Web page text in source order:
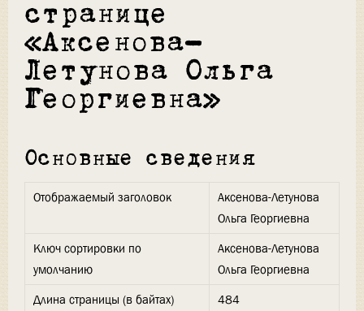
странице
«Аксенова-
Летунова Ольга
Георгиевна»
Основные сведения
Отображаемый заголовок
Аксенова-Летунова
Ольга Георгиевна
Ключ сортировки по
умолчанию
Аксенова-Летунова
Ольга Георгиевна
Длина страницы (в байтах)
484